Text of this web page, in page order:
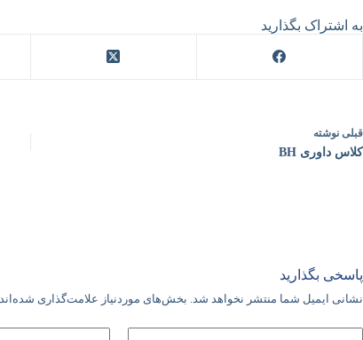
به اشتراک بگذارید
قبلی نوشته
کلاس داوری BH
پاسخی بگذارید
نشانی ایمیل شما منتشر نخواهد شد. بخش‌های موردنیاز علامت‌گذاری شده‌اند